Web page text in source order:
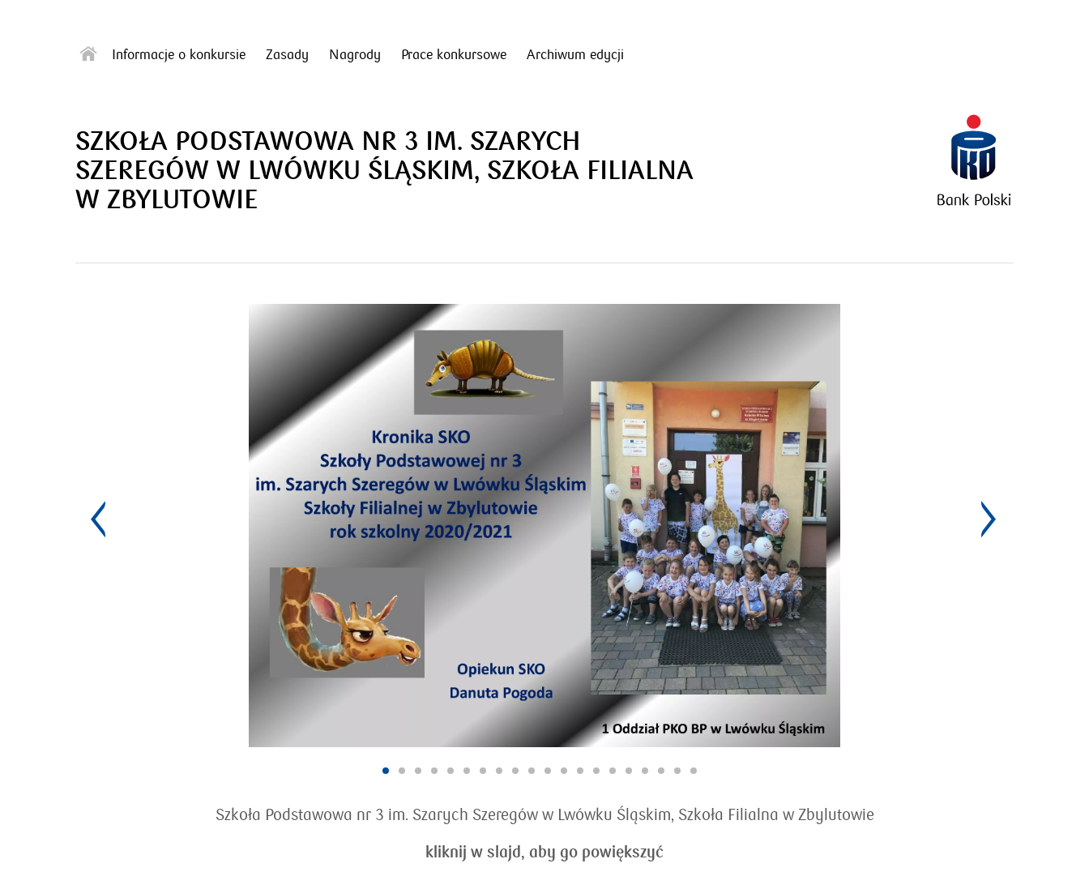
Informacje o konkursie Zasady Nagrody Prace konkursowe Archiwum edycji
SZKOŁA PODSTAWOWA NR 3 IM. SZARYCH
SZEREGÓW W LWÓWKU ŚLĄSKIM, SZKOŁA FILIALNA
W ZBYLUTOWIE
Szkoła Podstawowa nr 3 im. Szarych Szeregów w Lwówku Śląskim, Szkoła Filialna w Zbylutowie
kliknij w slajd, aby go powiększyć